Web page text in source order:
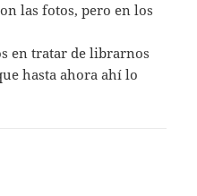
las fotos, pero en los
en tratar de librarnos
hasta ahora ahí lo